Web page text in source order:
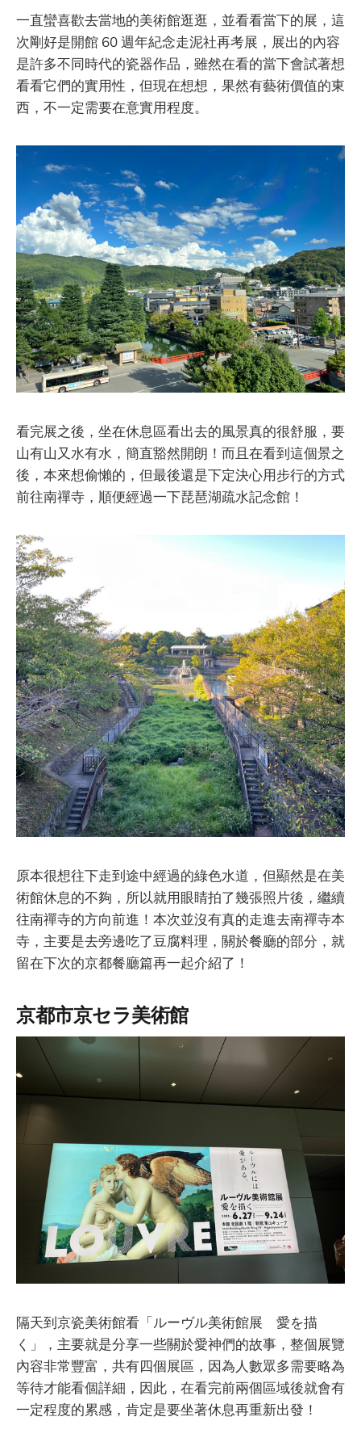
一直蠻喜歡去當地的美術館逛逛，並看看當下的展，這
次剛好是開館 60 週年紀念走泥社再考展，展出的內容
是許多不同時代的瓷器作品，雖然在看的當下會試著想
看看它們的實用性，但現在想想，果然有藝術價值的東
西，不一定需要在意實用程度。
看完展之後，坐在休息區看出去的風景真的很舒服，要
山有山又水有水，簡直豁然開朗！而且在看到這個景之
後，本來想偷懶的，但最後還是下定決心用步行的方式
前往南禪寺，順便經過一下琵琶湖疏水記念館！
原本很想往下走到途中經過的綠色水道，但顯然是在美
術館休息的不夠，所以就用眼睛拍了幾張照片後，繼續
往南禪寺的方向前進！本次並沒有真的走進去南禪寺本
寺，主要是去旁邊吃了豆腐料理，關於餐廳的部分，就
留在下次的京都餐廳篇再一起介紹了！
京都市京セラ美術館
隔天到京瓷美術館看「ルーヴル美術館展 愛を描
く」，主要就是分享一些關於愛神們的故事，整個展覽
內容非常豐富，共有四個展區，因為人數眾多需要略為
等待才能看個詳細，因此，在看完前兩個區域後就會有
一定程度的累感，肯定是要坐著休息再重新出發！